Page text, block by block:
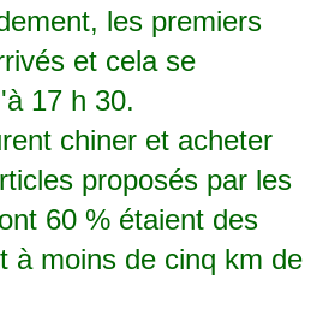
les premiers
et cela se
17 h 30.
chiner et acheter
proposés par les
60 % étaient des
à moins de cinq km de